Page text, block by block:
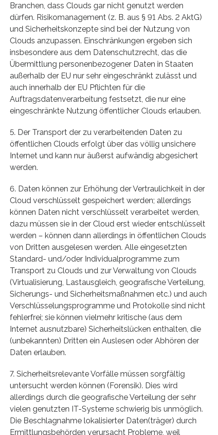
Branchen, dass Clouds gar nicht genutzt werden
dürfen. Risikomanagement (z. B. aus § 91 Abs. 2 AktG)
und Sicherheitskonzepte sind bei der Nutzung von
Clouds anzupassen. Einschränkungen ergeben sich
insbesondere aus dem Datenschutzrecht, das die
Übermittlung personenbezogener Daten in Staaten
außerhalb der EU nur sehr eingeschränkt zulässt und
auch innerhalb der EU Pflichten für die
Auftragsdatenverarbeitung festsetzt, die nur eine
eingeschränkte Nutzung öffentlicher Clouds erlauben.
5. Der Transport der zu verarbeitenden Daten zu
öffentlichen Clouds erfolgt über das völlig unsichere
Internet und kann nur äußerst aufwändig abgesichert
werden.
6. Daten können zur Erhöhung der Vertraulichkeit in der
Cloud verschlüsselt gespeichert werden; allerdings
können Daten nicht verschlüsselt verarbeitet werden,
dazu müssen sie in der Cloud erst wieder entschlüsselt
werden – können dann allerdings in öffentlichen Clouds
von Dritten ausgelesen werden. Alle eingesetzten
Standard- und/oder Individualprogramme zum
Transport zu Clouds und zur Verwaltung von Clouds
(Virtualisierung, Lastausgleich, geografische Verteilung,
Sicherungs- und Sicherheitsmaßnahmen etc.) und auch
Verschlüsselungsprogramme und Protokolle sind nicht
fehlerfrei; sie können vielmehr kritische (aus dem
Internet ausnutzbare) Sicherheitslücken enthalten, die
(unbekannten) Dritten ein Auslesen oder Abhören der
Daten erlauben.
7. Sicherheitsrelevante Vorfälle müssen sorgfältig
untersucht werden können (Forensik). Dies wird
allerdings durch die geografische Verteilung der sehr
vielen genutzten IT-Systeme schwierig bis unmöglich.
Die Beschlagnahme lokalisierter Daten(träger) durch
Ermittlungsbehörden verursacht Probleme, weil